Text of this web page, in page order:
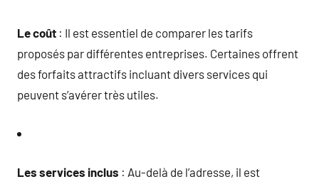
Le coût : Il est essentiel de comparer les tarifs
proposés par différentes entreprises. Certaines offrent
des forfaits attractifs incluant divers services qui
peuvent s’avérer très utiles.
Les services inclus : Au-delà de l’adresse, il est